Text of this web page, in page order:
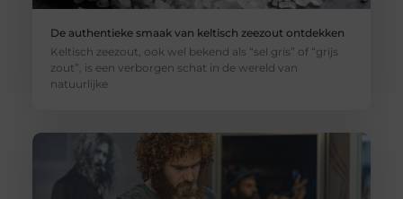
De authentieke smaak van keltisch zeezout ontdekken
Keltisch zeezout, ook wel bekend als “sel gris” of “grijs
zout”, is een verborgen schat in de wereld van
natuurlijke